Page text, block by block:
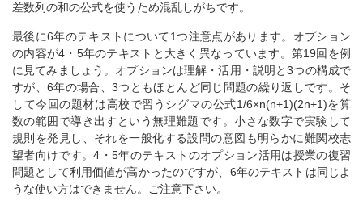
差数列の和の公式を使うため混乱しがちです。
最後に6年のテキストについて1つ注意点があります。オプション
の内容が4・5年のテキストと大きく異なっています。第19回を例
に見てみましょう。オプションは理解・活用・説明と3つの構成で
すが、6年の場合、3つともほとんど同じ問題の繰り返しです。そ
して今回の題材は高校で習うシグマの公式1/6×n(n+1)(2n+1)を算
数の範囲で導き出すという無理難題です。小さな数字で実験して
規則を発見し、それを一般化する設問の意図も明らかに難関校志
望者向けです。4・5年のテキストのオプション活用は授業の復習
問題として利用価値が高かったのですが、6年のテキストは同じよ
うな使い方はできません。ご注意下さい。